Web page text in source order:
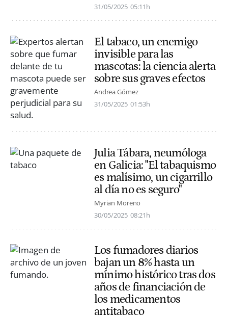
31/05/2025 05:11h
El tabaco, un enemigo
invisible para las
mascotas: la ciencia alerta
sobre sus graves efectos
Andrea Gómez
31/05/2025 01:53h
Julia Tábara, neumóloga
en Galicia: "El tabaquismo
es malísimo, un cigarrillo
al día no es seguro"
Myrian Moreno
30/05/2025 08:21h
Los fumadores diarios
bajan un 8% hasta un
mínimo histórico tras dos
años de financiación de
los medicamentos
antitabaco